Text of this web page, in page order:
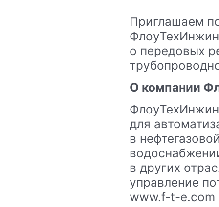
Приглашаем
о передовых
О компании
для
в
вдругих
управление
www.f-t-e.com